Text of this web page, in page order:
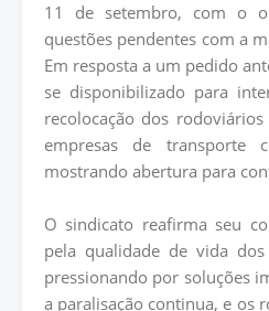
11 de setembro, com o
questões pendentes com a
Em resposta a um pedido
se disponibilizado para
recolocação dos
empresas de transporte
mostrando abertura para
O sindicato reafirma seu
pela qualidade de vida
pressionando por soluções
a paralisação continua, e os